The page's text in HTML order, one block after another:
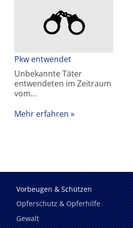
Pkw entwendet
Unbekannte Täter
entwendeten im Zeitraum
vom…
Mehr erfahren
Vorbeugen & Schützen
Opferschutz & Opferhilfe
Gewalt